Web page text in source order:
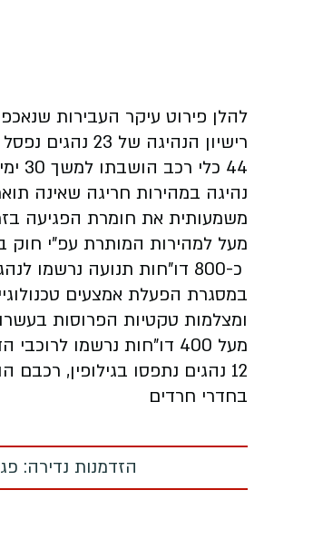
להלן פירוט עיקר העבירות
רישיון הנהיגה של 23 נהגים נפסל לאלתר למשך 30 ימים בגין עבירות חמורות שביצעו.
44 כלי רכב הושבתו למשך 30 ימים למגרש האחסנה של המשטרה בגין עבירות שביצעו נהגיהם.
נהיגה במהירות חריגה שאינה
מעל למהירות המותרת עפ"י
כ-800 דו"חות תנועה נרשמו לנהגי משאיות בגין ליקוי בטיחות, תקינות ועבירות נוספות.
ומצלמות טקטיות הפרוסות
מעל 400 דו"חות נרשמו לרוכבי הדו-גלגלי במסגרת הפעילות נגד אוכלוסיות פוגעות ונפגעות.
12 נהגים נתפסו בגילופין, רכבם הושבתם ל-30 ימים ורישיון הנהיגה נפסל לתקופה דומה.
בחדרי חרדים
הזדמנות נדירה: